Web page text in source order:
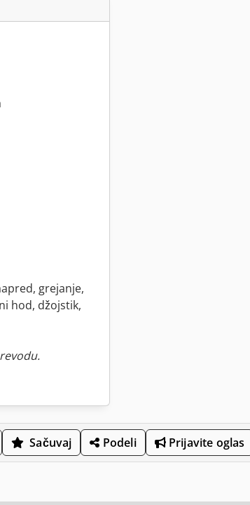
grejanje,
hod, džojstik,
Sačuvaj Podeli Prijavite oglas